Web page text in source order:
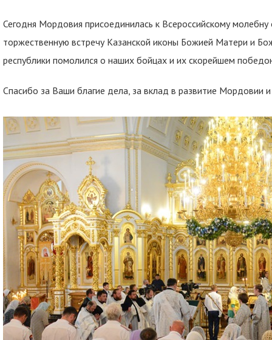
Сегодня Мордовия присоединилась к Всероссийскому
торжественную встречу Казанской иконы Божией Матери и
республики помолился о наших бойцах и их скорейшем
Спасибо за Ваши благие дела, за вклад в развитие Мордовии